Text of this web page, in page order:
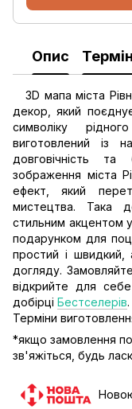
Опис
3D мапа міста
декор, який
символіку
виготовлений із
довговічність та
зображення міста
ефект, який
мистецтва. Така
стильним акцентом у
подарунком для
простий і
догляду.
відкрийте для
добірці Бестселерів.
Терміни
*якщо замовлення
зв'яжіться, будь